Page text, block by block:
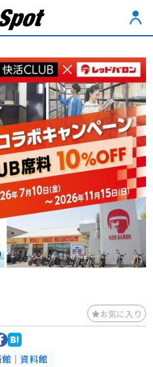
お気に入り
｜資料館